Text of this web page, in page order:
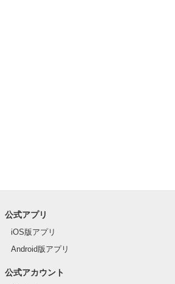
公式アプリ
iOS版アプリ
Android版アプリ
公式アカウント